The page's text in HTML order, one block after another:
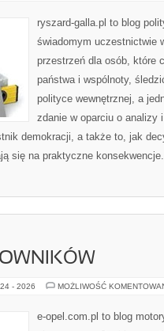
ryszard-galla.pl to blog
świadomym uczestnictwie
przestrzeń dla osób, które
państwa i wspólnoty,
polityce wewnętrznej, a
zdanie w oparciu o analizy
demokracji, a także to, jak
się na praktyczne
- 2026 MOŻLIWOŚĆ
e-opel.com.pl to blog